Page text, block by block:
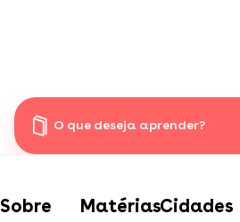
O que deseja aprender?
Sobre MatériasCidades